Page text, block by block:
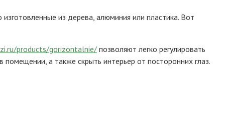
из дерева, алюминия или пластика. Вот
products/gorizontalnie/ позволяют легко регулировать
а также скрыть интерьер от посторонних глаз.